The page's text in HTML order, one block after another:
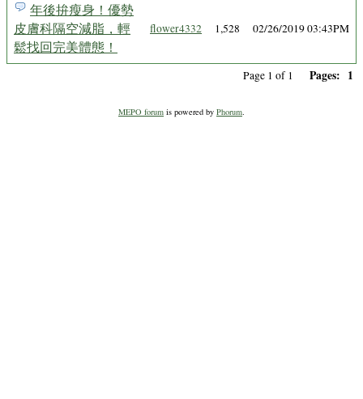
年後拚瘦身！優勢
皮膚科隔空減脂，輕
鬆找回完美體態！
flower4332 1,528 02/26/2019 03:43PM
Page 1 of 1 Pages: 1
MEPO forum is powered by Phorum.